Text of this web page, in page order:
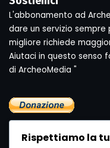
L'abbonamento ad
dare un servizio
migliore richiede
Aiutaci in questo senso
di ArcheoMedia "
Rispettiamo la